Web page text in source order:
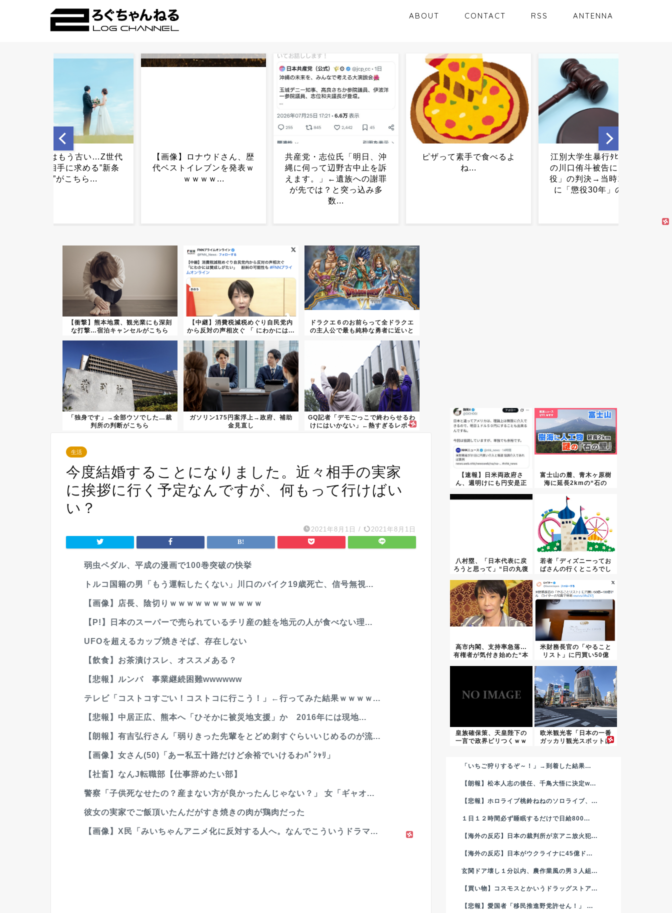
ABOUT CONTACT RSS ANTENNA
共産党・志位氏「明日、沖
縄に伺って辺野古中止を訴
えます。」←遺族への謝罪
ピザって素手で食べるよ
ね...
江別大学生暴行ﾀﾋ″主犯格″
の川口侑斗被告に「無期懲
【衝撃】熊本コストコ、高
所の商品が一斉落下…店内
パニック映像がヤバすぎ
る...
【画像】ロナウドさん、歴
代ベストイレブンを発表ｗ
ｗｗｗｗ...
【衝撃】熊本地震、観光業にも深刻
な打撃…宿泊キャンセルがこちら
【中継】消費税減税めぐり自民党内
から反対の声相次ぐ 「 にわかには...
ドラクエ６のお前らって全ドラクエ
の主人公で最も純粋な勇者に近いと
「独身です」→全部ウソでした…裁
判所の判断がこちら
ガソリン175円案浮上→政府、補助
金見直し
GQ記者「デモごっこで終わらせるわ
けにはいかない」←熱すぎるレポー
生活
今度結婚することになりました。近々相手の実家
に挨拶に行く予定なんですが、何もって行けばい
い？
2021年8月1日 / 2021年8月1日
弱虫ペダル、平成の漫画で100巻突破の快挙
トルコ国籍の男「もう運転したくない」川口のバイク19歳死亡、信号無視...
【画像】店長、陰切りｗｗｗｗｗｗｗｗｗｗｗ
【P!】日本のスーパーで売られているチリ産の鮭を地元の人が食べない理...
UFOを超えるカップ焼きそば、存在しない
【飲食】お茶漬けスレ、オススメある？
【悲報】ルンバ 事業継続困難wwwwww
テレビ「コストコすごい！コストコに行こう！」←行ってみた結果ｗｗｗｗ...
【悲報】中居正広、熊本へ「ひそかに被災地支援」か 2016年には現地...
【朗報】有吉弘行さん「弱りきった先輩をとどめ刺すぐらいいじめるのが流...
【画像】女さん(50)「あー私五十路だけど余裕でいけるわﾊﾟｼｬﾘ」
【社畜】なんJ転職部【仕事辞めたい部】
警察「子供死なせたの？産まない方が良かったんじゃない？」 女「ギャオ...
彼女の実家でご飯頂いたんだがすき焼きの肉が鶏肉だった
【画像】X民「みいちゃんアニメ化に反対する人へ。なんでこういうドラマ...
【速報】日米両政府さ
ん、週明けにも円安是正
富士山の麓、青木ヶ原樹
海に延長2kmの“石の
八村塁、「日本代表に戻
ろうと思って」“日の丸復
若者「ディズニーってお
ばさんの行くところでし
高市内閣、支持率急落…
有権者が気付き始めた“本
米財務長官の「やること
リスト」に円買い50億
皇族確保策、天皇陛下の
一言で政界ピリつくｗｗ
欧米観光客「日本の一番
ガッカリ観光スポットは
「いちご狩りするぞ～！」→到着した結果…
【朗報】松本人志の後任、千鳥大悟に決定w...
【悲報】ホロライブ桃鈴ねねのソロライブ、...
１日１２時間必ず睡眠するだけで日給800...
【海外の反応】日本の裁判所が京アニ放火犯...
【海外の反応】日本がウクライナに45億ド...
玄関ドア壊し１分以内、農作業風の男３人組...
【買い物】コスモスとかいうドラッグストア...
【悲報】愛国者「移民推進野党許せん！」 ...